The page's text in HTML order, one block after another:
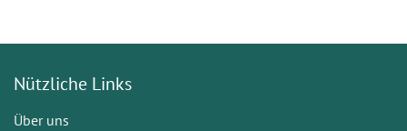
Nützliche Links
Über uns